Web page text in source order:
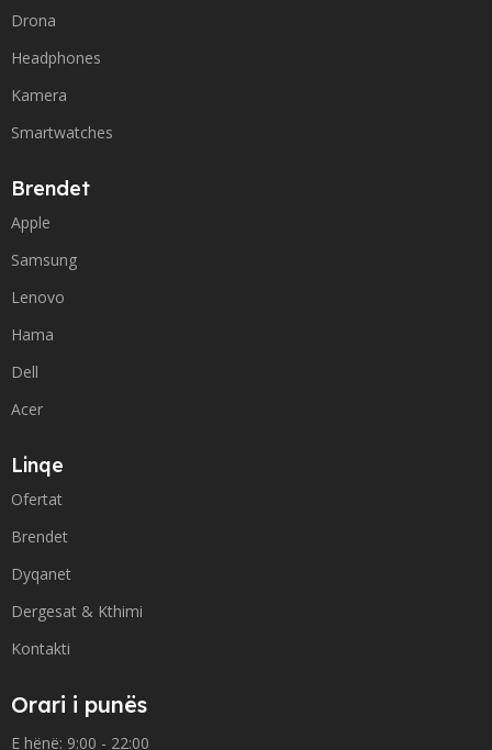
Drona
Headphones
Kamera
Smartwatches
Brendet
Apple
Samsung
Lenovo
Hama
Dell
Acer
Linqe
Ofertat
Brendet
Dyqanet
Dergesat & Kthimi
Kontakti
Orari i punës
E hënë: 9:00 - 22:00